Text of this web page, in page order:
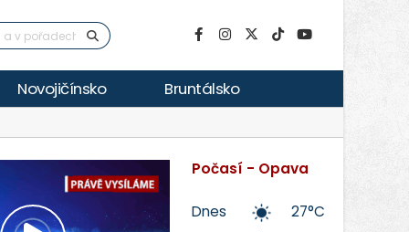
Novojičínsko Bruntálsko
Počasí - Opava
Dnes
27°C